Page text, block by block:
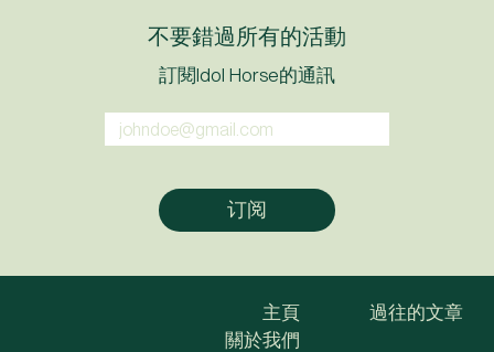
不要錯過所有的活動
訂閱Idol Horse的通訊
主頁
關於我們
過往的文章